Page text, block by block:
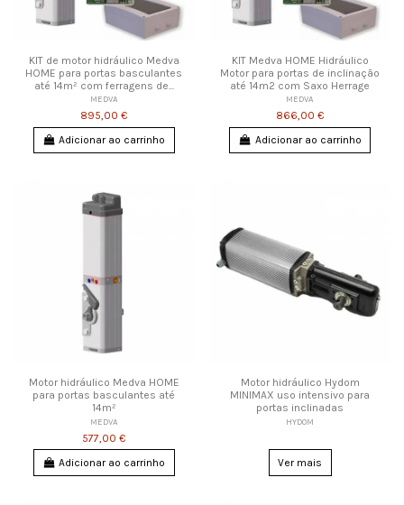
KIT de motor hidráulico Medva
HOME para portas basculantes
até 14m² com ferragens de...
MEDVA
895,00 €
Adicionar ao carrinho
KIT Medva HOME Hidráulico
Motor para portas de inclinação
até 14m2 com Saxo Herrage
MEDVA
866,00 €
Adicionar ao carrinho
Motor hidráulico Medva HOME
para portas basculantes até
14m²
MEDVA
577,00 €
Adicionar ao carrinho
Motor hidráulico Hydom
MINIMAX uso intensivo para
portas inclinadas
HYDOM
Ver mais